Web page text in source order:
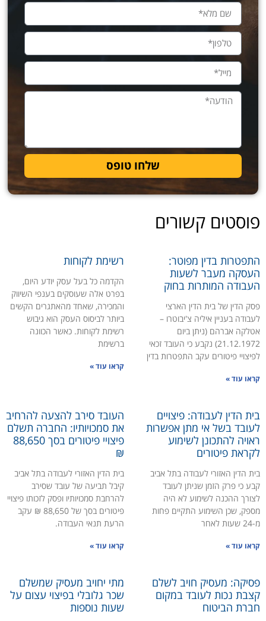
שלחו טופס
פוסטים קשורים
התפטרות בדין מפוטר:
העסקה מעבר לשעות
העבודה המותרות בחוק
פסק הדין של בית הדין הארצי
לעבודה בעניין איליה צ'יבוטרו –
אטלקה אברהם (ניתן ביום
21.12.1972) נקבע כי העובד זכאי
לפיצויי פיטורים עקב התפטרות בדין
קראו עוד »
רשימת לקוחות
הקדמה כל בעל עסק יודע היום,
בפרט אלה שעוסקים בענפי השיווק
והמכירה, שאחד מהאתגרים הקשים
ביותר לביסוס העסק הוא גיבוש
רשימת לקוחות. כאשר הכוונה
ברשימת
קראו עוד »
בית הדין לעבודה: פיצויים
לעובד בשל אי מתן אפשרות
ראויה להתכונן לשימוע
לקראת פיטורים
בית הדין האזורי לעבודה בתל אביב
קבע כי פרק הזמן שניתן לעובד
לצורך ההכנה לשימוע לא היה
מספק, שכן השימוע התקיים פחות
מ-24 שעות לאחר
קראו עוד »
העובד סירב להצעה להרחיב
את סמכויותיו: החברה תשלם
פיצויי פיטורים בסך 88,650
₪
בית הדין האזורי לעבודה בתל אביב
קיבל תביעה של עובד שסירב
להרחבת סמכויותיו ופסק לזכותו פיצויי
פיטורים בסך של 88,650 ₪ עקב
הרעת תנאי העבודה.
קראו עוד »
פסיקה: מעסיק חויב לשלם
קצבת נכות לעובד במקום
חברת הביטוח
מתי יחויב מעסיק שמשלם
שכר גלובלי בפיצוי עצום על
שעות נוספות